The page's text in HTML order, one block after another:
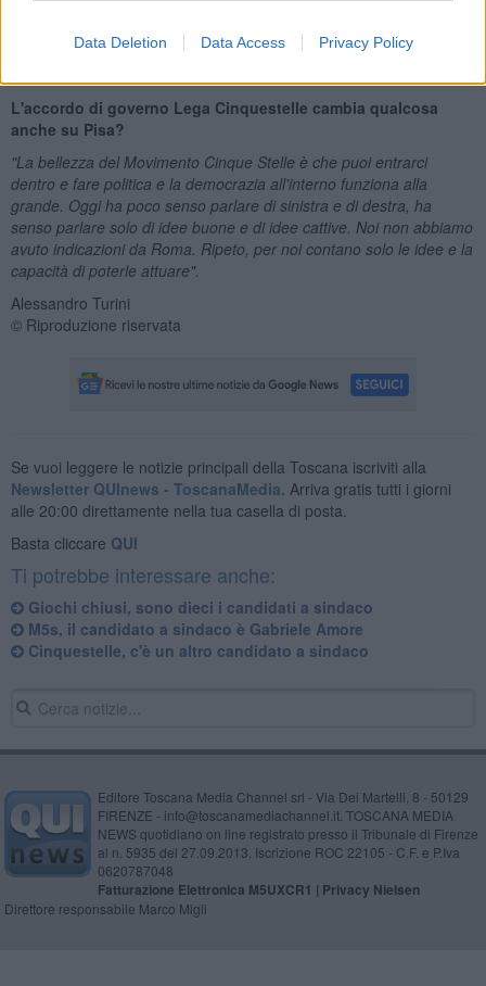
Data Deletion Data Access Privacy Policy
le tematiche che interessano la cittadinanza e si intersecano tra di
loro. L'onestà intellettuale e il rispetto del principio della legalità
L'accordo di governo Lega Cinquestelle cambia qualcosa
anche su Pisa?
"La bellezza del Movimento Cinque Stelle è che puoi entrarci
dentro e fare politica e la democrazia all'interno funziona alla
grande. Oggi ha poco senso parlare di sinistra e di destra, ha
senso parlare solo di idee buone e di idee cattive. Noi non abbiamo
avuto indicazioni da Roma. Ripeto, per noi contano solo le idee e la
capacità di poterle attuare".
Alessandro Turini
© Riproduzione riservata
Se vuoi leggere le notizie principali della Toscana iscriviti alla
Newsletter QUInews - ToscanaMedia. Arriva gratis tutti i giorni
alle 20:00 direttamente nella tua casella di posta.
Basta cliccare QUI
Ti potrebbe interessare anche:
Giochi chiusi, sono dieci i candidati a sindaco
M5s, il candidato a sindaco è Gabriele Amore
Cinquestelle, c'è un altro candidato a sindaco
Editore Toscana Media Channel srl - Via Dei Martelli, 8 - 50129
FIRENZE - info@toscanamediachannel.it. TOSCANA MEDIA
NEWS quotidiano on line registrato presso il Tribunale di Firenze
al n. 5935 del 27.09.2013. Iscrizione ROC 22105 - C.F. e P.Iva
0620787048
Fatturazione Elettronica M5UXCR1 | Privacy Nielsen
Direttore responsabile Marco Migli